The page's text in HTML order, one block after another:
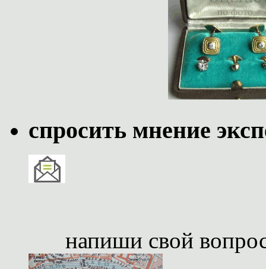
спросить мнение
напиши свой